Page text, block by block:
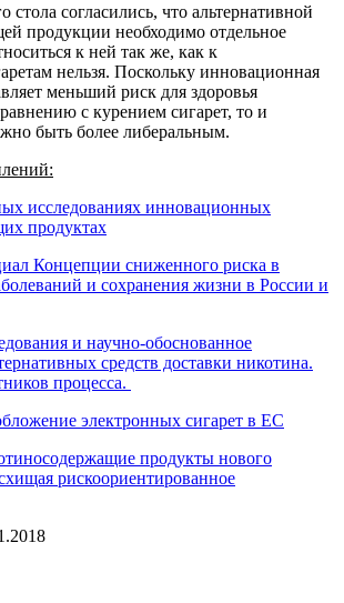
стола согласились, что альтернативной
продукции необходимо отдельное
к ней так же, как к
нельзя. Поскольку инновационная
меньший риск для здоровья
с курением сигарет, то и
быть более либеральным.
исследованиях инновационных
продуктах
Концепции сниженного риска в
и сохранения жизни в России и
и научно-обоснованное
средств доставки никотина.
процесса.
электронных сигарет в ЕС
продукты нового
рискоориентированное